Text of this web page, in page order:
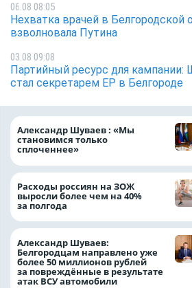
06.08 08:05
Нехватка врачей в Белгородской
взволновала Путина
03.08 09:08
Партийный ресурс для кампании:
стал секретарем ЕР в Белгороде
Александр Шуваев : «Мы
становимся только
сплоченнее»
Расходы россиян на ЗОЖ
выросли более чем на 40%
за полгода
Александр Шуваев:
Белгородцам направлено уже
более 50 миллионов рублей
за повреждённые в результате
атак ВСУ автомобили